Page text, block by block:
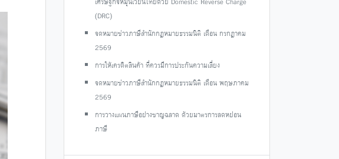
(DRC)
จดหมายข่าวภาษีสำนักกฎหมายธรรมนิติ เดือน กรกฎาคม
2569
การให้เครดิตสินค้า ที่ควรมีการประกันความเสี่ยง
จดหมายข่าวภาษีสำนักกฎหมายธรรมนิติ เดือน พฤษภาคม
2569
การวางแผนภาษีอย่างชาญฉลาด ด้วยมาตรการลดหย่อน
ภาษี